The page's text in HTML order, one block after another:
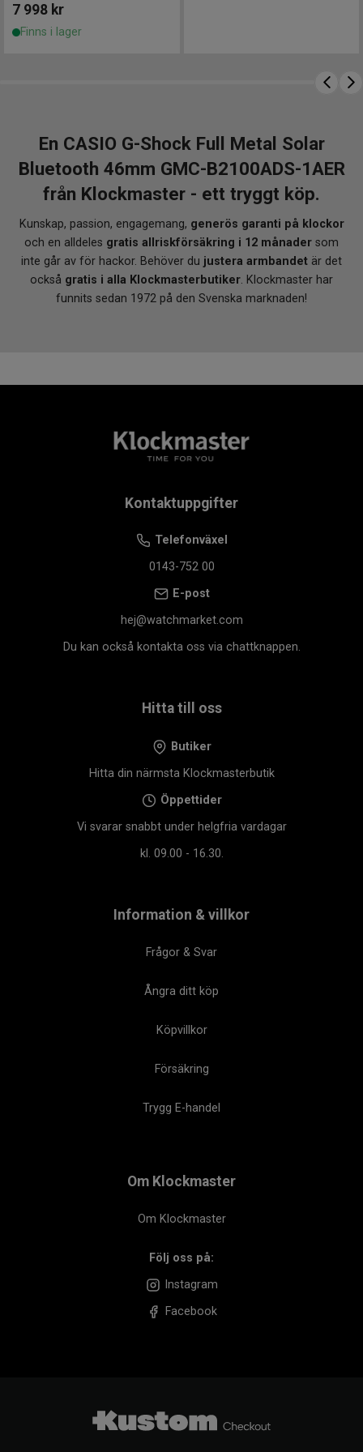
200 m vattentäthet – klarar bad, simning och
vattensport
Fullt automatiskt kalenderverk till år 2099
När du köper din Casio G-Shock hos Klockmaster
handlar du tryggt hos enauktoriserad återförsäljare
Du får alltid en äkta klocka direkt från Casio, samt
gratis
12 månaders försäkring . Vi bjuder dessutom på
gratis
7 998 kr
Finns i lager
En CASIO G-Shock Full Metal Solar
Bluetooth 46mm GMC-B2100ADS-1AER
från Klockmaster - ett tryggt köp.
Kunskap, passion, engagemang, generös garanti på klockor
och en alldeles gratis allriskförsäkring i 12 månader som
inte går av för hackor. Behöver du justera armbandet är det
också gratis i alla Klockmasterbutiker. Klockmaster har
funnits sedan 1972 på den Svenska marknaden!
Kontaktuppgifter
Telefonväxel
0143-752 00
E-post
hej@watchmarket.com
Du kan också kontakta oss via chattknappen.
Hitta till oss
Butiker
Hitta din närmsta Klockmasterbutik
Öppettider
Vi svarar snabbt under helgfria vardagar
kl. 09.00 - 16.30.
Information & villkor
Frågor & Svar
Ångra ditt köp
Köpvillkor
Försäkring
Trygg E-handel
Om Klockmaster
Om Klockmaster
Följ oss på:
Instagram
Facebook